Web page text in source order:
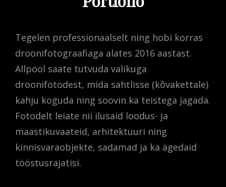
Tegelen professionaalselt ning hobi korras
droonifotograafiaga alates 2016 aastast.
Allpool saate tutvuda valikuga
droonifotodest, mida sahtlisse (kõvakettale)
kahju koguda ning soovin ka teistega jagada.
Fotodelt leiate nii ilusaid loodus- ja
maastikuvaateid, arhitektuuri ning
kinnisvaraobjekte, sadamad ja ka ägedaid
tööstusrajatisi.